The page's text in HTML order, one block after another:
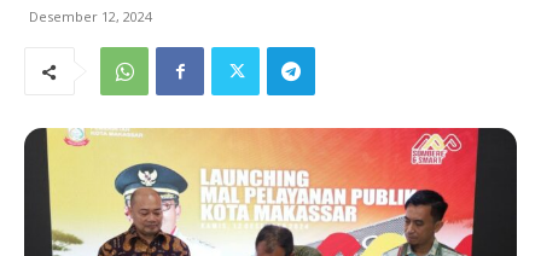
Desember 12, 2024